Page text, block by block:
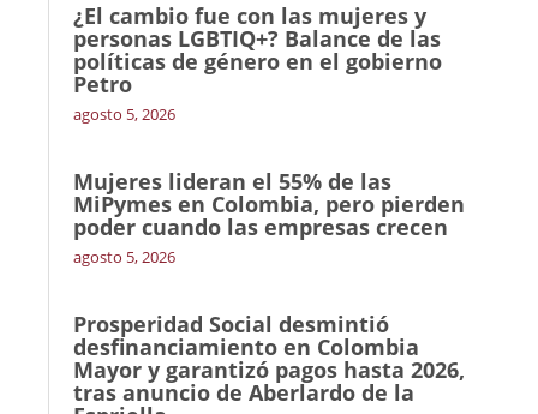
¿El cambio fue con las mujeres y
personas LGBTIQ+? Balance de las
políticas de género en el gobierno
Petro
agosto 5, 2026
Mujeres lideran el 55% de las
MiPymes en Colombia, pero pierden
poder cuando las empresas crecen
agosto 5, 2026
Prosperidad Social desmintió
desfinanciamiento en Colombia
Mayor y garantizó pagos hasta 2026,
tras anuncio de Aberlardo de la